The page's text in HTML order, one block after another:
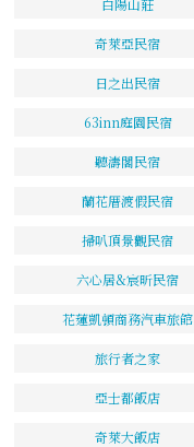
奇萊亞民宿
日之出民宿
63inn庭園民宿
聽濤閣民宿
蘭花厝渡假民宿
掃叭頂景觀民宿
六心居&宸昕民宿
花蓮凱頓商務汽車旅館
旅行者之家
亞士都飯店
奇萊大飯店